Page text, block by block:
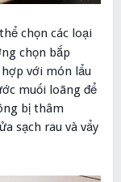
chọn các loại
chọn bắp
với món lẩu
muối loãng để
bị thâm
sạch rau và vẩy